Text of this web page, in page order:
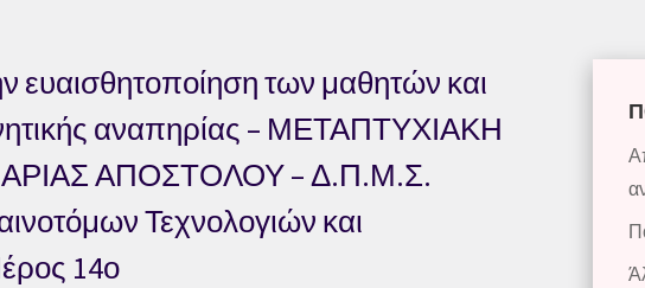
ευαισθητοποίηση των μαθητών και
αναπηρίας – ΜΕΤΑΠΤΥΧΙΑΚΗ
ΑΠΟΣΤΟΛΟΥ – Δ.Π.Μ.Σ.
Τεχνολογιών και
14ο